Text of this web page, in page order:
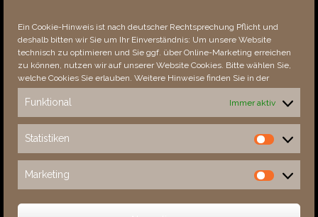
Ein Cookie-Hinweis ist nach deutscher Rechtsprechung Pflicht und
deshalb bitten wir Sie um Ihr Einverständnis: Um unsere Website
technisch zu optimieren und Sie ggf. über Online-Marketing erreichen
zu können, nutzen wir auf unserer Website Cookies. Bitte wählen Sie,
welche Cookies Sie erlauben. Weitere Hinweise finden Sie in der
Funktional Immer aktiv
Statistiken
Statistiken
Marketing
Marketing
Fehler bemerkt?
Besucher seit 08/​2021
This Week
36511